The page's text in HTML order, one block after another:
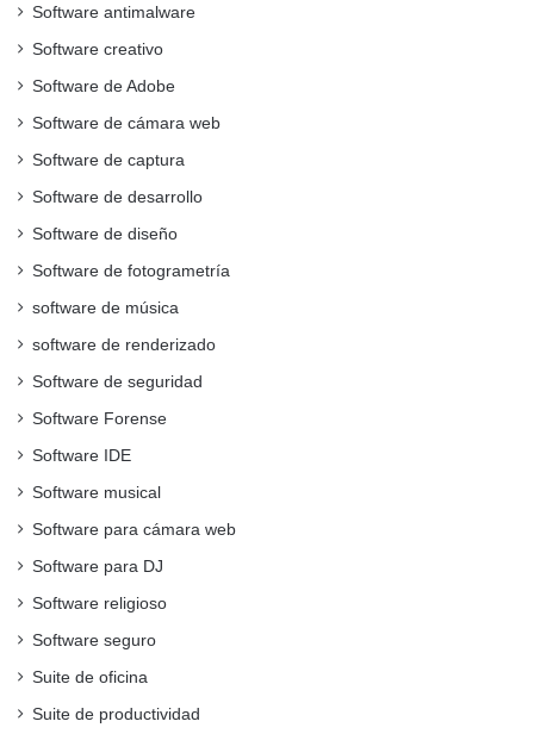
Software antimalware
Software creativo
Software de Adobe
Software de cámara web
Software de captura
Software de desarrollo
Software de diseño
Software de fotogrametría
software de música
software de renderizado
Software de seguridad
Software Forense
Software IDE
Software musical
Software para cámara web
Software para DJ
Software religioso
Software seguro
Suite de oficina
Suite de productividad